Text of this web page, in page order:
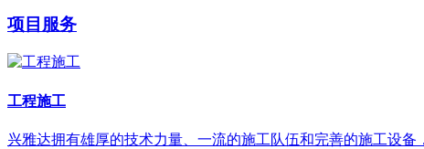
项目服务
工程施工
兴雅达拥有雄厚的技术力量、一流的施工队伍和完善的施工设